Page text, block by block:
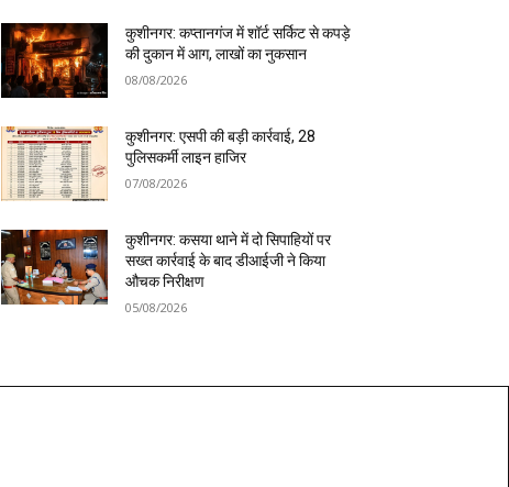
कुशीनगर: कप्तानगंज में शॉर्ट सर्किट से कपड़े
की दुकान में आग, लाखों का नुकसान
08/08/2026
कुशीनगर: एसपी की बड़ी कार्रवाई, 28
पुलिसकर्मी लाइन हाजिर
07/08/2026
कुशीनगर: कसया थाने में दो सिपाहियों पर
सख्त कार्रवाई के बाद डीआईजी ने किया
औचक निरीक्षण
05/08/2026